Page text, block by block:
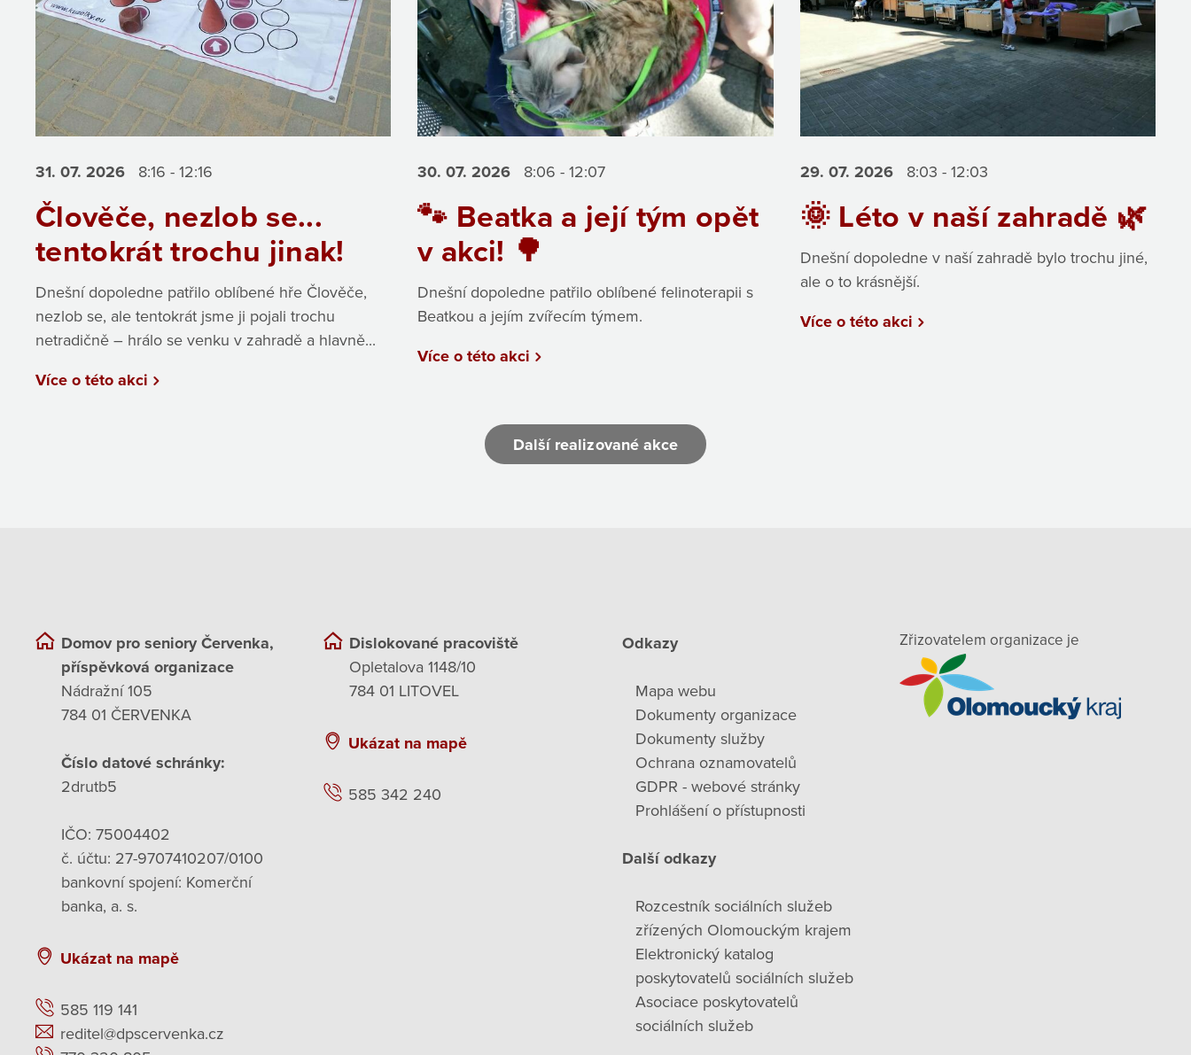
31. 07. 2026 8:16 - 12:16
Člověče, nezlob se...
tentokrát trochu jinak!
Dnešní dopoledne patřilo oblíbené hře Člověče,
nezlob se, ale tentokrát jsme ji pojali trochu
netradičně – hrálo se venku v zahradě a hlavně...
Více o této akci
30. 07.2026 8:06 - 12:07
🐾 Beatka a její tým opět
v akci! 🌳
Dnešní dopoledne patřilo oblíbené felinoterapii s
Beatkou a jejím zvířecím týmem.
Více o této akci
29. 07. 2026 8:03 - 12:03
🌞 Léto v naší zahradě 🌿
Dnešní dopoledne v naší zahradě bylo trochu jiné,
ale o to krásnější.
Více o této akci
Další realizované akce
Domov pro seniory Červenka,
příspěvková organizace
Nádražní 105
784 01 ČERVENKA
Číslo datové schránky:
2drutb5
IČO: 75004402
č. účtu: 27-9707410207/0100
bankovní spojení: Komerční
banka, a. s.
Ukázat na mapě
585 119 141
reditel@dpscervenka.cz
Dislokované pracoviště
Opletalova 1148/10
784 01 LITOVEL
Ukázat na mapě
585 342 240
Odkazy
Mapa webu
Dokumenty organizace
Dokumenty služby
Ochrana oznamovatelů
GDPR - webové stránky
Prohlášení o přístupnosti
Další odkazy
Rozcestník sociálních služeb
zřízených Olomouckým krajem
Elektronický katalog
poskytovatelů sociálních služeb
Asociace poskytovatelů
sociálních služeb
Zřizovatelem organizace je